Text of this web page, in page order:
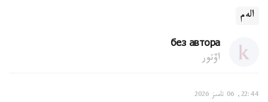
الەم
без автора
اۆتور
22:44, 06 تامىز 2026